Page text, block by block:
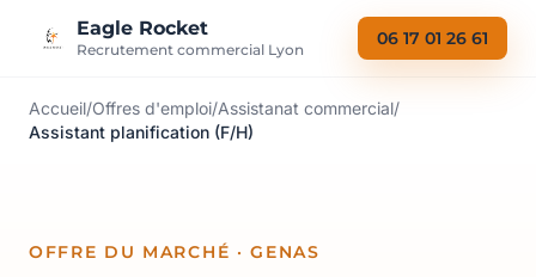
Eagle Rocket
Recrutement commercial Lyon
06 17 01 26 61
Accueil/Offres d'emploi/Assistanat commercial/
Assistant planification (F/H)
OFFRE DU MARCHÉ · GENAS